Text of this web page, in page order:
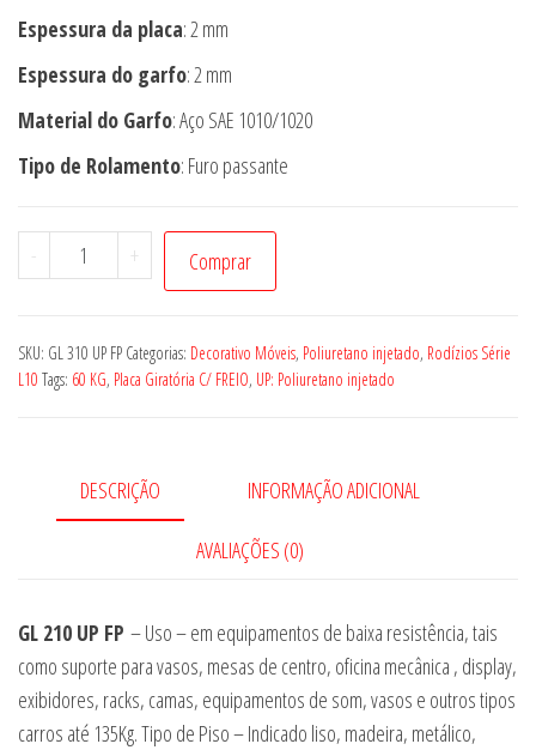
Espessura da placa: 2 mm
Espessura do garfo: 2 mm
Material do Garfo: Aço SAE 1010/1020
Tipo de Rolamento: Furo passante
-
Rodízio
GL
UP
FP
+ Comprar
SKU: GL 310 UP FP Categorias: Decorativo Móveis, Poliuretano injetado, Rodízios Série
L10 Tags: 60 KG, Placa Giratória C/ FREIO, UP: Poliuretano injetado
DESCRIÇÃO INFORMAÇÃO ADICIONAL
AVALIAÇÕES (0)
GL 210 UP FP – Uso – em equipamentos de baixa resistência, tais
como suporte para vasos, mesas de centro, oficina mecânica , display,
exibidores, racks, camas, equipamentos de som, vasos e outros tipos
carros até 135Kg. Tipo de Piso – Indicado liso, madeira, metálico,